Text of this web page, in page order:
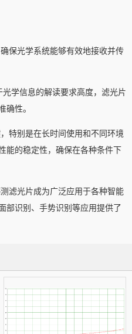
保光学系统能够有效地接收并传
学信息的解读要求高度，滤光片
性。
特别是在长时间使用和不同环境
能的稳定性，确保在各种条件下
滤光片成为广泛应用于各种智能
部识别、手势识别等应用提供了